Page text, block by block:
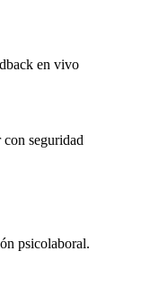
en vivo
con seguridad
psicolaboral.